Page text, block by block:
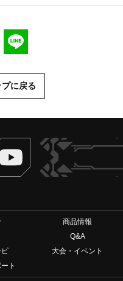
る
Facebookでシェアする
に戻る
ヴァンガードch
商品情報
Q&A
大会・イベント
ト